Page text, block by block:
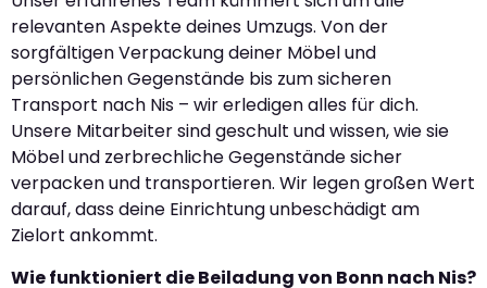
relevanten Aspekte deines Umzugs. Von der
sorgfältigen Verpackung deiner Möbel und
persönlichen Gegenstände bis zum sicheren
Transport nach Nis – wir erledigen alles für dich.
Unsere Mitarbeiter sind geschult und wissen, wie sie
Möbel und zerbrechliche Gegenstände sicher
verpacken und transportieren. Wir legen großen Wert
darauf, dass deine Einrichtung unbeschädigt am
Zielort ankommt.
Wie funktioniert die Beiladung von Bonn nach Nis?